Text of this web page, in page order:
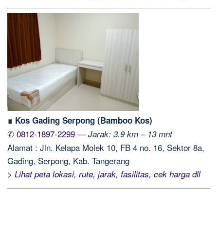
∎ Kos Gading Serpong (Bamboo Kos)
✆ 0812-1897-2299 — Jarak: 3.9 km – 13 mnt
Alamat : Jln. Kelapa Molek 10, FB 4 no. 16, Sektor 8a,
Gading, Serpong, Kab. Tangerang
> Lihat peta lokasi, rute, jarak, fasilitas, cek harga dll